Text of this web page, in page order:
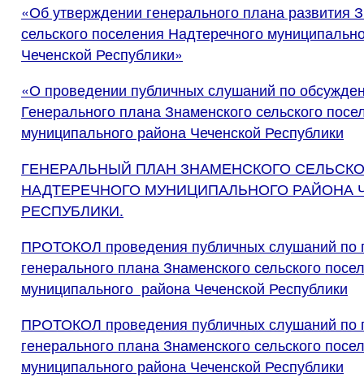
«Об утверждении генерального плана развития
сельского поселения Надтеречного
Чеченской Республики»
«О проведении публичных слушаний по
Генерального плана Знаменского сельского
муниципального района Чеченской Республики
ГЕНЕРАЛЬНЫЙ ПЛАН ЗНАМЕНСКОГО
НАДТЕРЕЧНОГО МУНИЦИПАЛЬНОГО РАЙОНА
РЕСПУБЛИКИ.
ПРОТОКОЛ проведения публичных слушаний по
генерального плана Знаменского сельского
муниципального района Чеченской Республики
ПРОТОКОЛ проведения публичных слушаний по
генерального плана Знаменского сельского
муниципального района Чеченской Республики